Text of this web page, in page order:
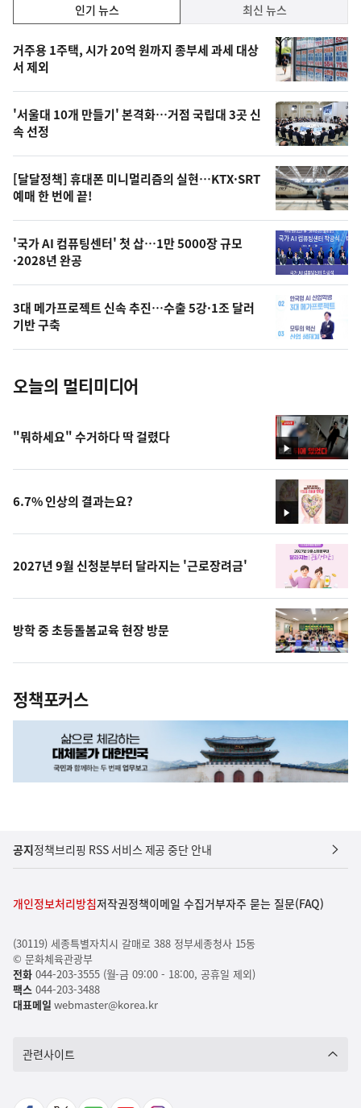
기,
최
신,
오
늘
의
영
상
오
의
사
진
인기 뉴스 최신 뉴스
인
기
뉴
스
거주용 1주택, 시가 20억 원까지 종부세 과세 대상
서 제외
'서울대 10개 만들기' 본격화…거점 국립대 3곳 신
속 선정
[달달정책] 휴대폰 미니멀리즘의 실현…KTX·SRT
예매 한 번에 끝!
'국가 AI 컴퓨팅센터' 첫 삽…1만 5000장 규모
·2028년 완공
3대 메가프로젝트 신속 추진…수출 5강·1조 달러
기반 구축
오늘의 멀티미디어
영
상
"뭐하세요" 수거하다 딱 걸렸다
영
상
6.7% 인상의 결과는요?
2027년 9월 신청분부터 달라지는 '근로장려금'
방학 중 초등돌봄교육 현장 방문
정책포커스
공지정책브리핑 RSS 서비스 제공 중단 안내
개인정보처리방침저작권정책이메일 수집거부자주 묻는 질문(FAQ)
(30119) 세종특별자치시 갈매로 388 정부세종청사 15동
© 문화체육관광부
전화044-203-3555 (월-금 09:00 - 18:00, 공휴일 제외)
팩스044-203-3488
대표메일 webmaster@korea.kr
관련사이트